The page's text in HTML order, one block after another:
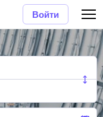
Войти